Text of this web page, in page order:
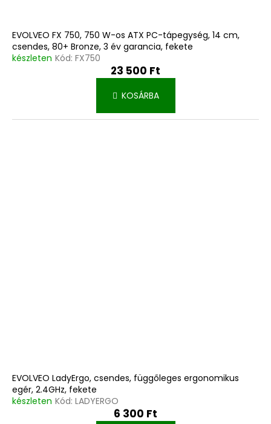
EVOLVEO FX 750, 750 W-os ATX PC-tápegység, 14 cm,
csendes, 80+ Bronze, 3 év garancia, fekete
készleten Kód: FX750
23 500 Ft
KOSÁRBA
EVOLVEO LadyErgo, csendes, függőleges ergonomikus
egér, 2.4GHz, fekete
készleten Kód: LADYERGO
6 300 Ft